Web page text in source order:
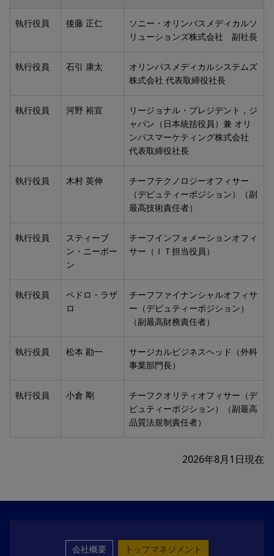
執行役員 後藤 正仁
ソニー・オリンパスメディカルソ
リューションズ株式会社 副社長
執行役員 石引 康太
オリンパスメディカルシステムズ
株式会社 代表取締役社長
執行役員 河野 裕宣
リージョナル・プレジデント，ジ
ャパン（日本統括役員）兼 オリ
ンパスマーケティング株式会社
代表取締役社長
執行役員 木村 英伸
チーフテクノロジーオフィサー
（デピュティーポジション）（副
最高技術責任者）
執行役員
スティーブ
ン・ニーボー
ン
チーフインフォメーションオフィ
サー（ＩＴ担当役員）
執行役員
ペドロ・ラザ
ロ
チーフファイナンシャルオフィサ
ー（デピュティーポジション）
（副最高財務責任者）
執行役員 松本 勘一
サージカルビジネスヘッド（外科
事業部門長）
執行役員 小倉 剛
チーフクオリティオフィサー（デ
ピュティーポジション）（副最高
品質法規制責任者）
2026年8月1日現在
会社概要
トップマネジメント